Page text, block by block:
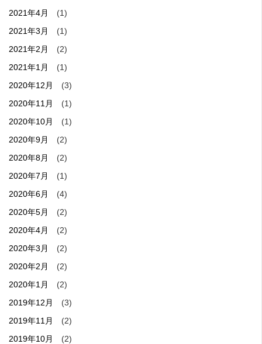
2021年4月
(1)
2021年3月
(1)
2021年2月
(2)
2021年1月
(1)
2020年12月
(3)
2020年11月
(1)
2020年10月
(1)
2020年9月
(2)
2020年8月
(2)
2020年7月
(1)
2020年6月
(4)
2020年5月
(2)
2020年4月
(2)
2020年3月
(2)
2020年2月
(2)
2020年1月
(2)
2019年12月
(3)
2019年11月
(2)
2019年10月
(2)